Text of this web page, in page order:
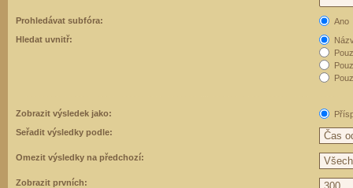
Prohledávat subfóra:
Ano
Hledat uvnitř:
Zobrazit výsledek jako:
Seřadit výsledky podle:
Omezit výsledky na předchozí:
Zobrazit prvních: